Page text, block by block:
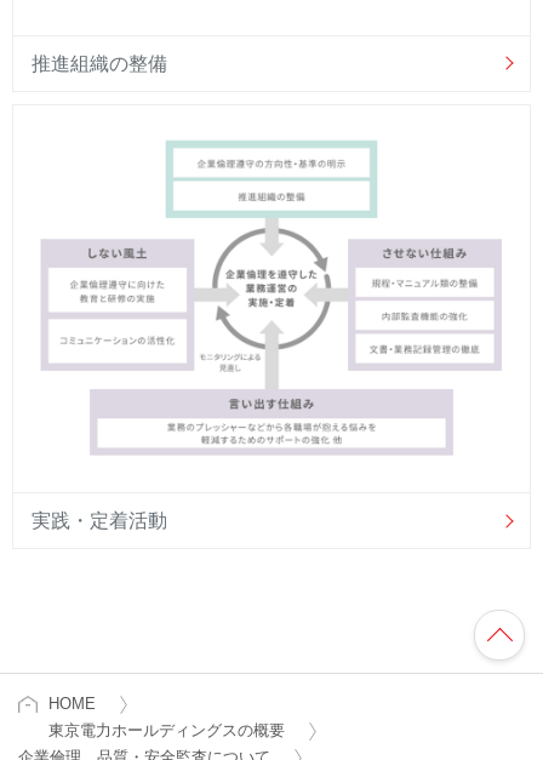
推進組織の整備
実践・定着活動
HOME
東京電力ホールディングスの概要